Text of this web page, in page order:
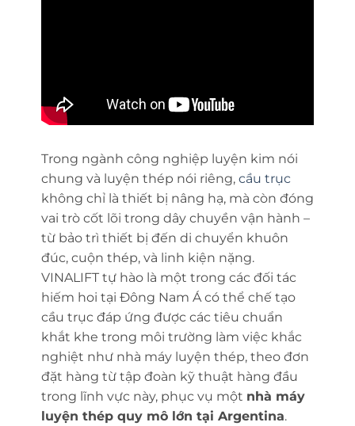
Trong ngành công nghiệp luyện kim nói
chung và luyện thép nói riêng, cầu trục
không chỉ là thiết bị nâng hạ, mà còn đóng
vai trò cốt lõi trong dây chuyền vận hành –
từ bảo trì thiết bị đến di chuyển khuôn
đúc, cuộn thép, và linh kiện nặng.
VINALIFT tự hào là một trong các đối tác
hiếm hoi tại Đông Nam Á có thể chế tạo
cầu trục đáp ứng được các tiêu chuẩn
khắt khe trong môi trường làm việc khắc
nghiệt như nhà máy luyện thép, theo đơn
đặt hàng từ tập đoàn kỹ thuật hàng đầu
trong lĩnh vực này, phục vụ một nhà máy
luyện thép quy mô lớn tại Argentina.